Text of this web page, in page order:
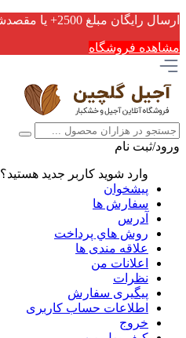
ارسال رایگان مبلغ 2500+ یا مقصدشاهین شهر
مشاهده فروشگاه
ورود/ثبت نام
وارد شوید کاربر جدید هستید؟
پیشخوان
سفارش ها
آدرس
روش هاي پرداخت
علاقه مندی ها
اعلانات من
نظرات
پیگیری سفارش
اطلاعات حساب كاربری
خروج